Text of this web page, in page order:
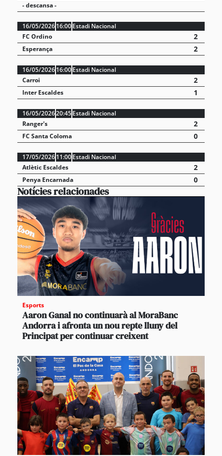
- descansa -
16/05/202616:00Estadi Nacional
FC Ordino
2
Esperança 2
16/05/202616:00Estadi Nacional
Carroi
2
Inter Escaldes 1
16/05/202620:45Estadi Nacional
Ranger's
2
FC Santa Coloma 0
17/05/202611:00Estadi Nacional
Atlètic Escaldes
2
Penya Encarnada 0
Notícies relacionades
Esports
Aaron Ganal no continuarà al MoraBanc
Andorra i afronta un nou repte lluny del
Principat per continuar creixent